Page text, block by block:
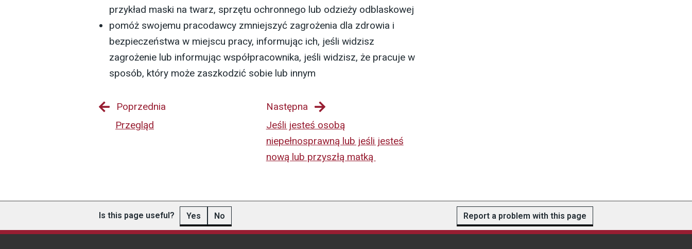
przykład maski na twarz, sprzętu ochronnego lub odzieży odblaskowej
pomóż swojemu pracodawcy zmniejszyć zagrożenia dla zdrowia i
bezpieczeństwa w miejscu pracy, informując ich, jeśli widzisz
zagrożenie lub informując współpracownika, jeśli widzisz, że pracuje w
sposób, który może zaszkodzić sobie lub innym
Poprzednia
Przegląd
Następna
Jeśli jesteś osobą
niepełnosprawną lub jeśli jesteś
nową lub przyszłą matką
Is this page useful? Yes No Report a problem with this page